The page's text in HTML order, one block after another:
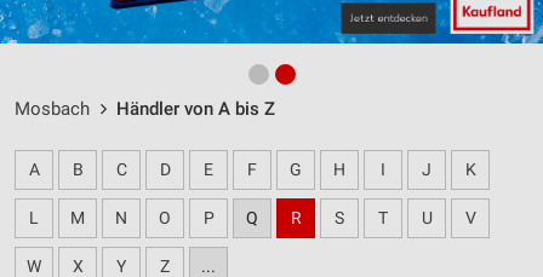
Mosbach Händler von A bis Z
A B C D E F G H I J K
L M N O P Q R S T U V
W X Y Z ...